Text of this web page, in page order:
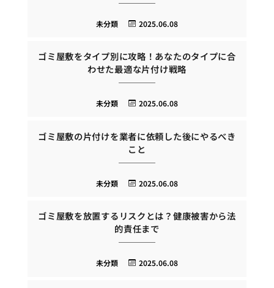
2025.06.08
未分類
ゴミ屋敷をタイプ別に攻略！あなたのタイプに合
わせた最適な片付け戦略
2025.06.08
未分類
ゴミ屋敷の片付けを業者に依頼した後にやるべき
こと
2025.06.08
未分類
ゴミ屋敷を放置するリスクとは？健康被害から法
的責任まで
2025.06.08
未分類